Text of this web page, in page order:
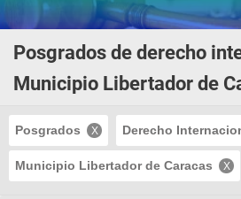
Posgrados de derecho
Municipio Libertador de
Posgrados Derecho
Municipio Libertador de Caracas